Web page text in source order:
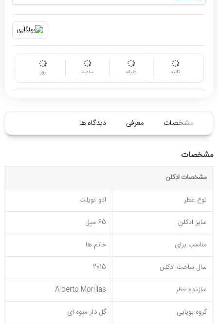
روز ساعت دقیقه ثانیه
مشخصات معرفی دیدگاه ها
مشخصات
مشخصات ادکلن
نوع عطر
ادو تویلت
سایز ادکلن
65 میل
مناسب برای
خانم ها
سال ساخت ادکلن
2015
سازنده عطر
Alberto Morillas
گروه بویایی
گل دار میوه ای